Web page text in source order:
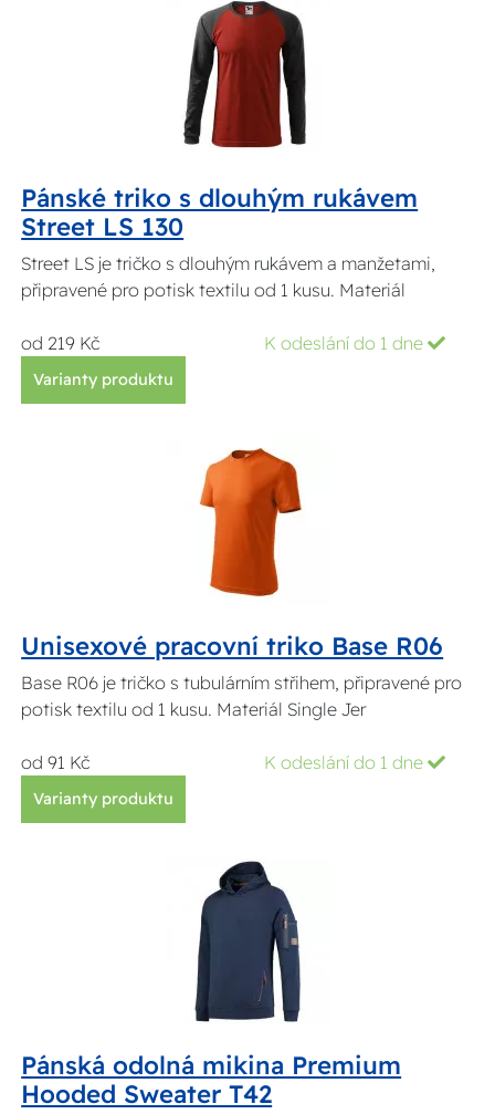
Pánské triko s dlouhým rukávem
Street LS 130
Street LS je tričko s dlouhým rukávem a manžetami,
připravené pro potisk textilu od 1 kusu. Materiál
od 219 Kč K odeslání do 1 dne
Varianty produktu
Unisexové pracovní triko Base R06
Base R06 je tričko s tubulárním střihem, připravené pro
potisk textilu od 1 kusu. Materiál Single Jer
od 91 Kč K odeslání do 1 dne
Varianty produktu
Pánská odolná mikina Premium
Hooded Sweater T42